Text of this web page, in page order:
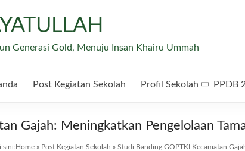
Generasi Gold, Menuju Insan Khairu Ummah
Post Kegiatan Sekolah Profil Sekolah PPDB
Gajah: Meningkatkan Pengelolaan
sini:Home » Post Kegiatan Sekolah » Studi Banding GOPTKI Kecamatan